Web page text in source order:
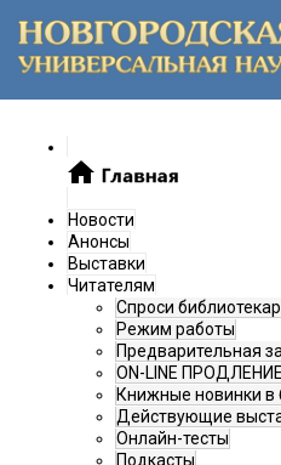
Новости
Анонсы
Выставки
Читателям
Спроси
Режим работы
Предварительная
ON-LINE ПРОДЛЕНИЕ
Книжные новинки в
Действующие
Онлайн-тесты
Подкасты